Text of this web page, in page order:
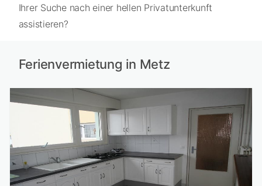
Ihrer Suche nach einer hellen Privatunterkunft
assistieren?
Ferienvermietung in Metz